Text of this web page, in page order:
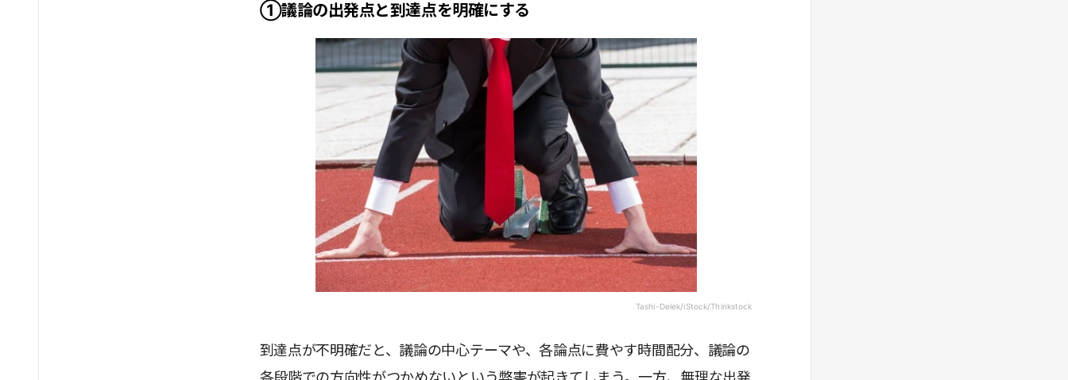
①議論の出発点と到達点を明確にする
Tashi-Delek/iStock/Thinkstock
到達点が不明確だと、議論の中心テーマや、各論点に費やす時間配分、議論の